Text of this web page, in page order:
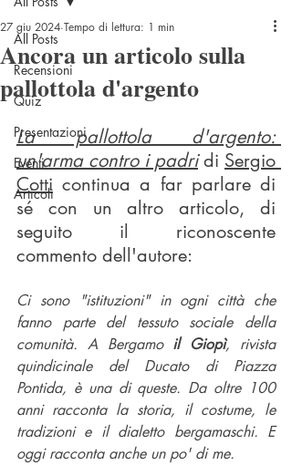
All Posts
Recensioni
Quiz
Presentazioni
Eventi
Articoli
Ancora un articolo sulla
pallottola d'argento
27 giu 2024 Tempo di lettura: 1 min
La pallottola d'argento:
un'arma contro i padri di Sergio
Cotti continua a far parlare di
sé con un altro articolo, di
seguito il riconoscente
commento dell'autore:
Ci sono "istituzioni" in ogni città che
fanno parte del tessuto sociale della
comunità. A Bergamo il Giopì, rivista
quindicinale del Ducato di Piazza
Pontida, è una di queste. Da oltre 100
anni racconta la storia, il costume, le
tradizioni e il dialetto bergamaschi. E
oggi racconta anche un po' di me.